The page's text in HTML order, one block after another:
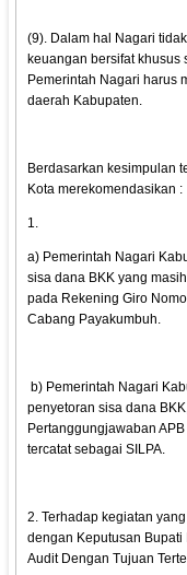
(9). Dalam hal Nagari
keuangan bersifat khusus
Pemerintah Nagari harus
daerah Kabupaten.
Berdasarkan kesimpulan
Kota merekomendasikan :
1.
a) Pemerintah Nagari
sisa dana BKK yang
pada Rekening Giro
Cabang Payakumbuh.
b) Pemerintah Nagari
penyetoran sisa dana
Pertanggungjawaban
tercatat sebagai SILPA.
2. Terhadap kegiatan
dengan Keputusan
Audit Dengan Tujuan